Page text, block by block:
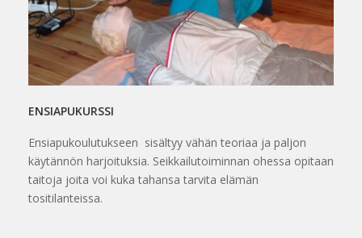
ENSIAPUKURSSI
Ensiapukoulutukseen sisältyy vähän teoriaa ja paljon
käytännön harjoituksia. Seikkailutoiminnan ohessa opitaan
taitoja joita voi kuka tahansa tarvita elämän
tositilanteissa.